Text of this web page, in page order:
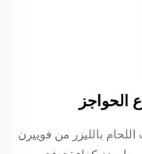
الحواجز
بالليزر من فوييرن